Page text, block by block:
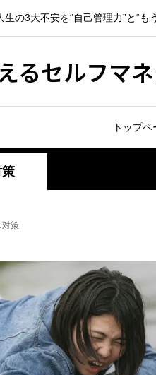
の3大不安を“自己管理力”と“も
るセルフマ
トップペ
対策